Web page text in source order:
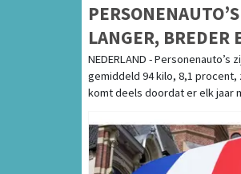
LANGER, BREDER
NEDERLAND -
gemiddeld 94 kilo, 8,1
komt deels doordat er elk jaar